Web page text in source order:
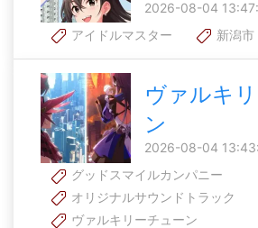
2026-08-04
アイドルマスター
新潟市
ヴァルキ
ン
2026-08-04
グッドスマイルカンパニー
オリジナルサウンドトラック
ヴァルキリーチューン